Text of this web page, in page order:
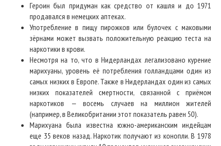
Героин был придуман как средство от кашля и до 1971
продавался в немецких аптеках.
Употребление в пищу пирожков или булочек с маковыми
зёрнами может вызвать положительную реакцию теста на
наркотики в крови.
Несмотря на то, что в Нидерландах легализовано курение
марихуаны, уровень её потребления голландцами один из
самых низких в Европе. Также в Нидерландах один из самых
низких показателей смертности, связанной с приёмом
наркотиков — восемь случаев на миллион жителей
(например, в Великобритании этот показатель равен 50).
Марихуана была известна южно-американским индейцам
еще 35 веков назад. Наркотик получают из конопли. В 1978